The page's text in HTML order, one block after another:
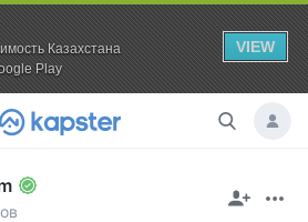
Казахстана
Play
VIEW